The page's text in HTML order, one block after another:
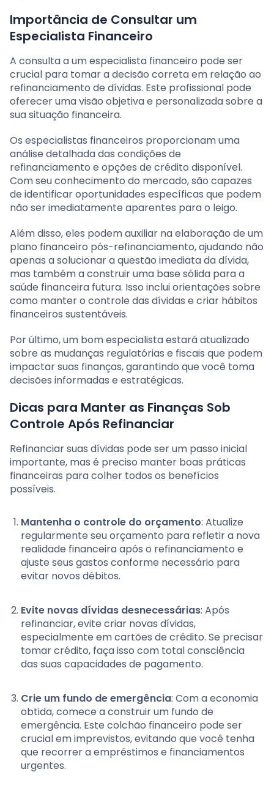
Importância de Consultar um
Especialista Financeiro
A consulta a um especialista financeiro pode ser
crucial para tomar a decisão correta em relação ao
refinanciamento de dívidas. Este profissional pode
oferecer uma visão objetiva e personalizada sobre a
sua situação financeira.
Os especialistas financeiros proporcionam uma
análise detalhada das condições de
refinanciamento e opções de crédito disponível.
Com seu conhecimento do mercado, são capazes
de identificar oportunidades específicas que podem
não ser imediatamente aparentes para o leigo.
Além disso, eles podem auxiliar na elaboração de um
plano financeiro pós-refinanciamento, ajudando não
apenas a solucionar a questão imediata da dívida,
mas também a construir uma base sólida para a
saúde financeira futura. Isso inclui orientações sobre
como manter o controle das dívidas e criar hábitos
financeiros sustentáveis.
Por último, um bom especialista estará atualizado
sobre as mudanças regulatórias e fiscais que podem
impactar suas finanças, garantindo que você toma
decisões informadas e estratégicas.
Dicas para Manter as Finanças Sob
Controle Após Refinanciar
Refinanciar suas dívidas pode ser um passo inicial
importante, mas é preciso manter boas práticas
financeiras para colher todos os benefícios
possíveis.
Mantenha o controle do orçamento: Atualize
regularmente seu orçamento para refletir a nova
realidade financeira após o refinanciamento e
ajuste seus gastos conforme necessário para
evitar novos débitos.
Evite novas dívidas desnecessárias: Após
refinanciar, evite criar novas dívidas,
especialmente em cartões de crédito. Se precisar
tomar crédito, faça isso com total consciência
das suas capacidades de pagamento.
Crie um fundo de emergência: Com a economia
obtida, comece a construir um fundo de
emergência. Este colchão financeiro pode ser
crucial em imprevistos, evitando que você tenha
que recorrer a empréstimos e financiamentos
urgentes.